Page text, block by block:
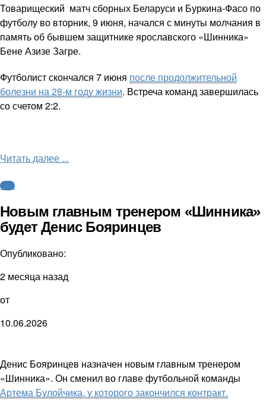
Товарищеский матч сборных Беларуси и Буркина-Фасо по
футболу во вторник, 9 июня, начался с минуты молчания в
память об бывшем защитнике ярославского «Шинника»
Бене Азизе Загре.
Футболист скончался 7 июня после продолжительной
болезни на 28-м году жизни. Встреча команд завершилась
со счетом 2:2.
Читать далее ...
ФНЛ
Новым главным тренером «Шинника»
будет Денис Бояринцев
Опубликовано:
2 месяца назад
от
10.06.2026
Денис Бояринцев назначен новым главным тренером
«Шинника». Он сменил во главе футбольной команды
Артема Булойчика, у которого закончился контракт.